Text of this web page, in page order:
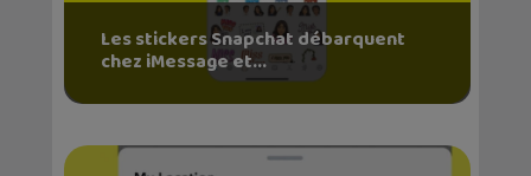
Les stickers Snapchat débarquent
chez iMessage et...